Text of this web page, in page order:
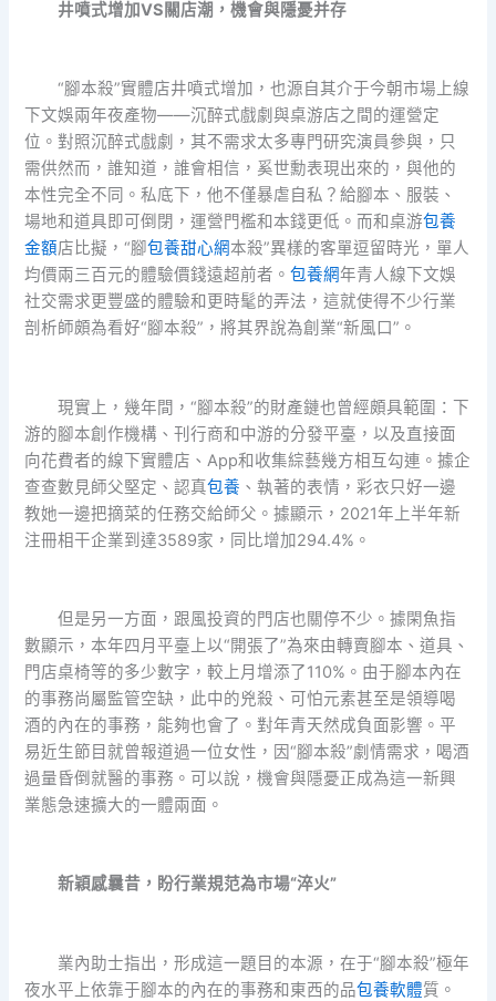
井噴式增加VS關店潮，機會與隱憂并存
“腳本殺”實體店井噴式增加，也源自其介于今朝市場上線
下文娛兩年夜產物——沉醉式戲劇與桌游店之間的運營定
位。對照沉醉式戲劇，其不需求太多專門研究演員參與，只
需供然而，誰知道，誰會相信，奚世勳表現出來的，與他的
本性完全不同。私底下，他不僅暴虐自私？給腳本、服裝、
場地和道具即可倒閉，運營門檻和本錢更低。而和桌游包養
金額店比擬，“腳包養甜心網本殺”異樣的客單逗留時光，單人
均價兩三百元的體驗價錢遠超前者。包養網年青人線下文娛
社交需求更豐盛的體驗和更時髦的弄法，這就使得不少行業
剖析師頗為看好“腳本殺”，將其界說為創業“新風口”。
現實上，幾年間，“腳本殺”的財產鏈也曾經頗具範圍：下
游的腳本創作機構、刊行商和中游的分發平臺，以及直接面
向花費者的線下實體店、App和收集綜藝幾方相互勾連。據企
查查數見師父堅定、認真包養 、執著的表情，彩衣只好一邊
教她一邊把摘菜的任務交給師父。據顯示，2021年上半年新
注冊相干企業到達3589家，同比增加294.4%。
但是另一方面，跟風投資的門店也關停不少。據閑魚指
數顯示，本年四月平臺上以“開張了”為來由轉賣腳本、道具、
門店桌椅等的多少數字，較上月增添了110%。由于腳本內在
的事務尚屬監管空缺，此中的兇殺、可怕元素甚至是領導喝
酒的內在的事務，能夠也會了。對年青天然成負面影響。平
易近生節目就曾報道過一位女性，因“腳本殺”劇情需求，喝酒
過量昏倒就醫的事務。可以說，機會與隱憂正成為這一新興
業態急速擴大的一體兩面。
新穎感曩昔，盼行業規范為市場“淬火”
業內助士指出，形成這一題目的本源，在于“腳本殺”極年
夜水平上依靠于腳本的內在的事務和東西的品包養軟體質。